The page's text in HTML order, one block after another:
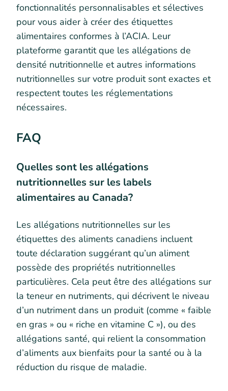
fonctionnalités personnalisables et sélectives
pour vous aider à créer des étiquettes
alimentaires conformes à l’ACIA. Leur
plateforme garantit que les allégations de
densité nutritionnelle et autres informations
nutritionnelles sur votre produit sont exactes et
respectent toutes les réglementations
nécessaires.
FAQ
Quelles sont les allégations
nutritionnelles sur les labels
alimentaires au Canada?
Les allégations nutritionnelles sur les
étiquettes des aliments canadiens incluent
toute déclaration suggérant qu’un aliment
possède des propriétés nutritionnelles
particulières. Cela peut être des allégations sur
la teneur en nutriments, qui décrivent le niveau
d’un nutriment dans un produit (comme « faible
en gras » ou « riche en vitamine C »), ou des
allégations santé, qui relient la consommation
d’aliments aux bienfaits pour la santé ou à la
réduction du risque de maladie.